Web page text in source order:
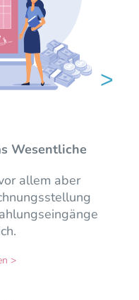
machen
an
verbessert die
und erhöht den
sind ebenfalls
>